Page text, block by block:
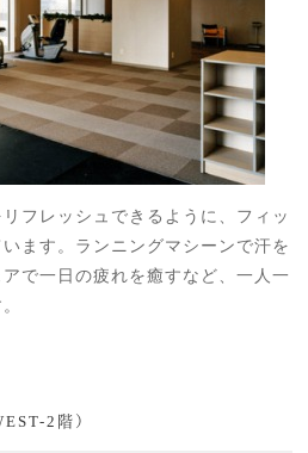
フレッシュできるように、フィッ
ます。ランニングマシーンで汗を
で一日の疲れを癒すなど、一人一
2階）